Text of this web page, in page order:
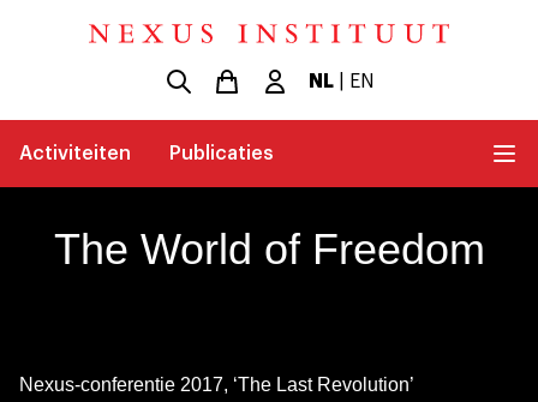
NL| EN
Activiteiten Publicaties
The World of Freedom
Nexus-conferentie 2017, ‘The Last Revolution’